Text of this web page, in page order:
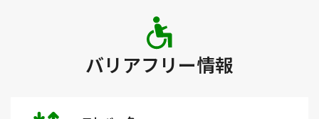
バリアフリー情報